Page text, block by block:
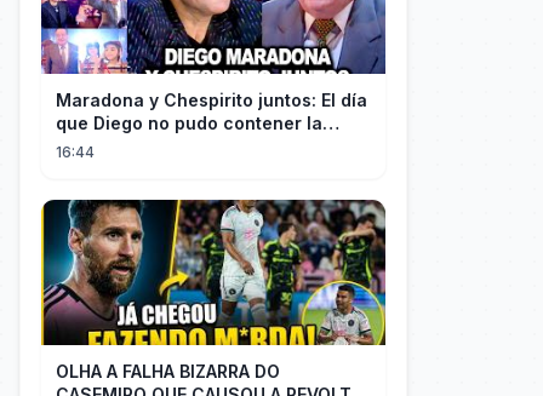
Maradona y Chespirito juntos: El día
que Diego no pudo contener la
emoción al conocer a su ídolo
16:44
OLHA A FALHA BIZARRA DO